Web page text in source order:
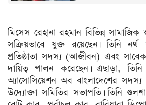
মিসেস রেহানা রহমান বিভিন্ন
সক্রিয়ভাবে যুক্ত রয়েছেন। তিনি নর্থ
প্রতিষ্ঠাতা সদস্য (আজীবন) এবং সাবেক
দায়িত্ব পালন করেছেন। এছাড়া,
অ্যাসোসিয়েশন অব বাংলাদেশের সদস্য
উদ্যোক্তা সমিতির সভাপতি। তিনি